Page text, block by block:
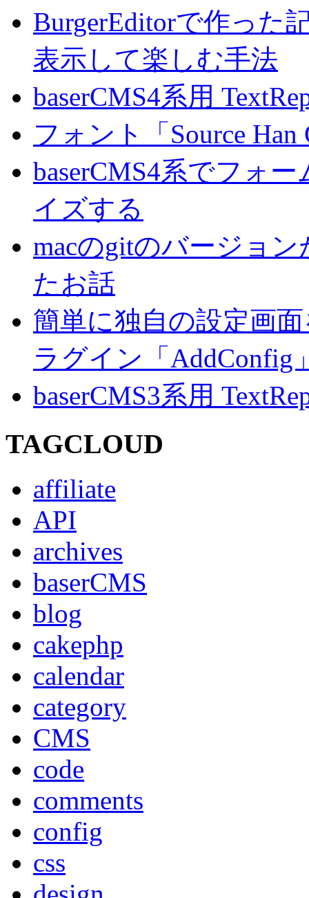
BurgerEditorで作った
表示して楽しむ手法
baserCMS4系用
フォント「Source
baserCMS4系でフォ
イズする
macのgitのバージョ
たお話
簡単に独自の設定画
ラグイン「AddConfig
baserCMS3系用
TAGCLOUD
affiliate
API
archives
baserCMS
blog
cakephp
calendar
category
CMS
code
comments
config
css